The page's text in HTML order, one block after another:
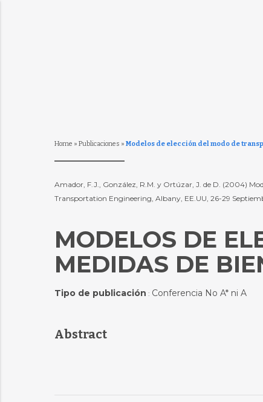
Home » Publicaciones » Modelos de elección del modo de
Amador, F.J., González, R.M. y Ortúzar, J. de D. (2004)
Transportation Engineering, Albany, EE.UU, 26-29
MODELOS DE
MEDIDAS DE
Tipo de publicación : Conferencia No A* ni A
Abstract